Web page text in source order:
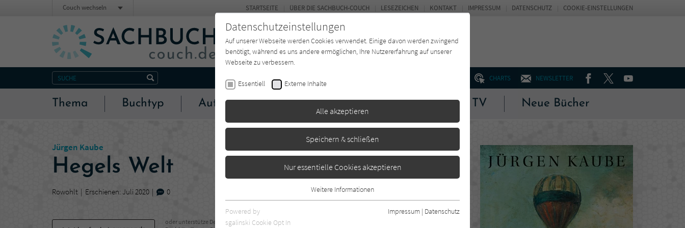
CHARTS NEWSLETTER FACEBOOKTWITTERYOUTUBE
Thema Buchtyp Autor*in Verlage Magazin Kino & TV Neue Bücher
STARTSEITE ÜBER DIE SACHBUCH-COUCH LESEZEICHEN KONTAKT IMPRESSUM DATENSCHUTZ COOKIE-EINSTELLUNGEN
Couch wechseln
Jürgen Kaube
Hegels Welt
Rowohlt Erschienen: Juli 2020 0
oder unterstütze Deinen
Datenschutzeinstellungen
Auf unserer Webseite werden Cookies verwendet. Einige davon werden zwingend
benötigt, während es uns andere ermöglichen, Ihre Nutzererfahrung auf unserer
Webseite zu verbessern.
Essentiell Externe Inhalte
Alle akzeptieren
Speichern & schließen
Nur essentielle Cookies akzeptieren
Essentielle Cookies werden für grundlegende Funktionen der Webseite
benötigt. Dadurch ist gewährleistet, dass die Webseite einwandfrei
Weitere Informationen
Powered by
sgalinski Cookie Opt In
Impressum | Datenschutz